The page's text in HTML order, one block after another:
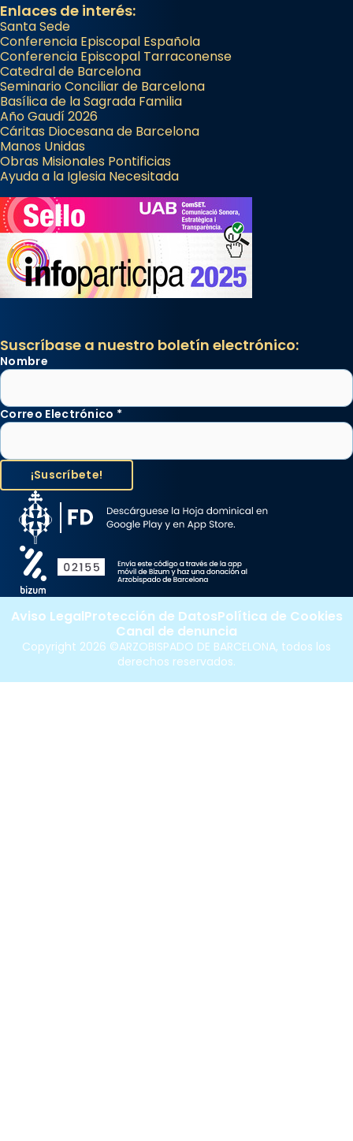
Enlaces de interés:
Santa Sede
Conferencia Episcopal Española
Conferencia Episcopal Tarraconense
Catedral de Barcelona
Seminario Conciliar de Barcelona
Basílica de la Sagrada Familia
Año Gaudí 2026
Cáritas Diocesana de Barcelona
Manos Unidas
Obras Misionales Pontificias
Ayuda a la Iglesia Necesitada
Suscríbase a nuestro boletín electrónico:
Nombre
Correo Electrónico *
Copyright 2026 ©ARZOBISPADO DE BARCELONA, todos los
derechos reservados.
Aviso LegalProtección de DatosPolítica de Cookies
Canal de denuncia